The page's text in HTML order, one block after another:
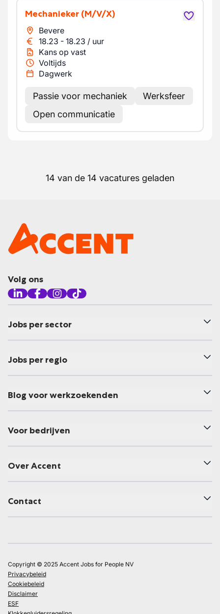
Mechanieker (M/V/X)
Bevere
18.23 - 18.23 / uur
Kans op vast
Voltijds
Dagwerk
Passie voor mechaniek
Werksfeer
Open communicatie
14 van de 14 vacatures geladen
Volg ons
Jobs per sector
Jobs per regio
Blog voor werkzoekenden
Voor bedrijven
Over Accent
Contact
Copyright © 2025 Accent Jobs for People NV
Privacybeleid
Cookiebeleid
Disclaimer
ESF